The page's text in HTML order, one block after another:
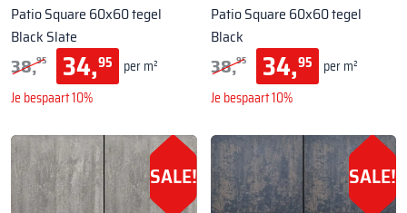
Patio Square 60x60 tegel
Black Slate
38,95 34,95
per m²
Je bespaart 10%
Patio Square 60x60 tegel
Black
38,95 34,95
per m²
Je bespaart 10%
SALE! SALE!